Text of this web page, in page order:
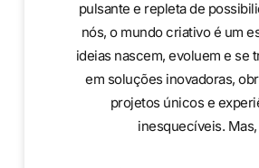
pulsante e repleta de
nós, o mundo criativo é um
ideias nascem, evoluem e se
em soluções inovadoras,
projetos únicos e
inesquecíveis.